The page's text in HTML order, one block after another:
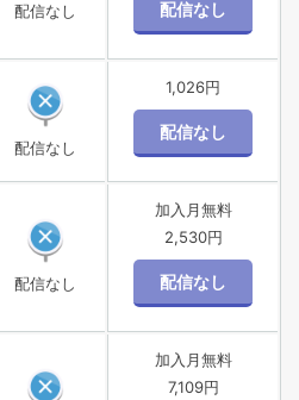
配信なし
配信なし
1,026円
配信なし
加入月無料
2,530円
加入月無料
7,109円